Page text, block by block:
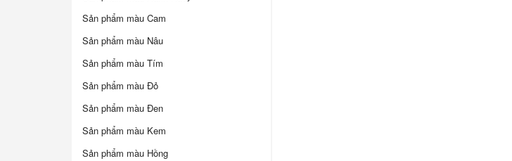
Sản phẩm màu Cam
Sản phẩm màu Nâu
Sản phẩm màu Tím
Sản phẩm màu Đỏ
Sản phẩm màu Đen
Sản phẩm màu Kem
Sản phẩm màu Hồng